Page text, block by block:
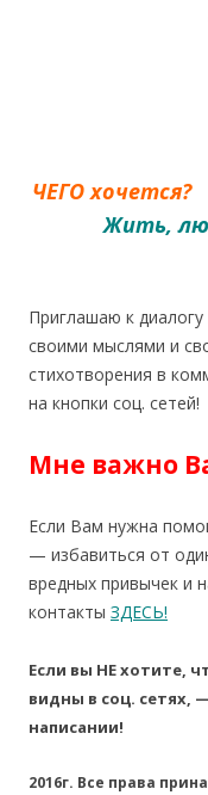
А
ЧЕГО хочется?
Жить,
Приглашаю к
своими мыслями и
стихотворения в
на кнопки соц. сетей!
Мне важно
Если Вам нужна
— избавиться от
вредных привычек и
контакты ЗДЕСЬ!
Если вы НЕ хотите,
видны в соц. сетях,
написании!
2016г. Все права